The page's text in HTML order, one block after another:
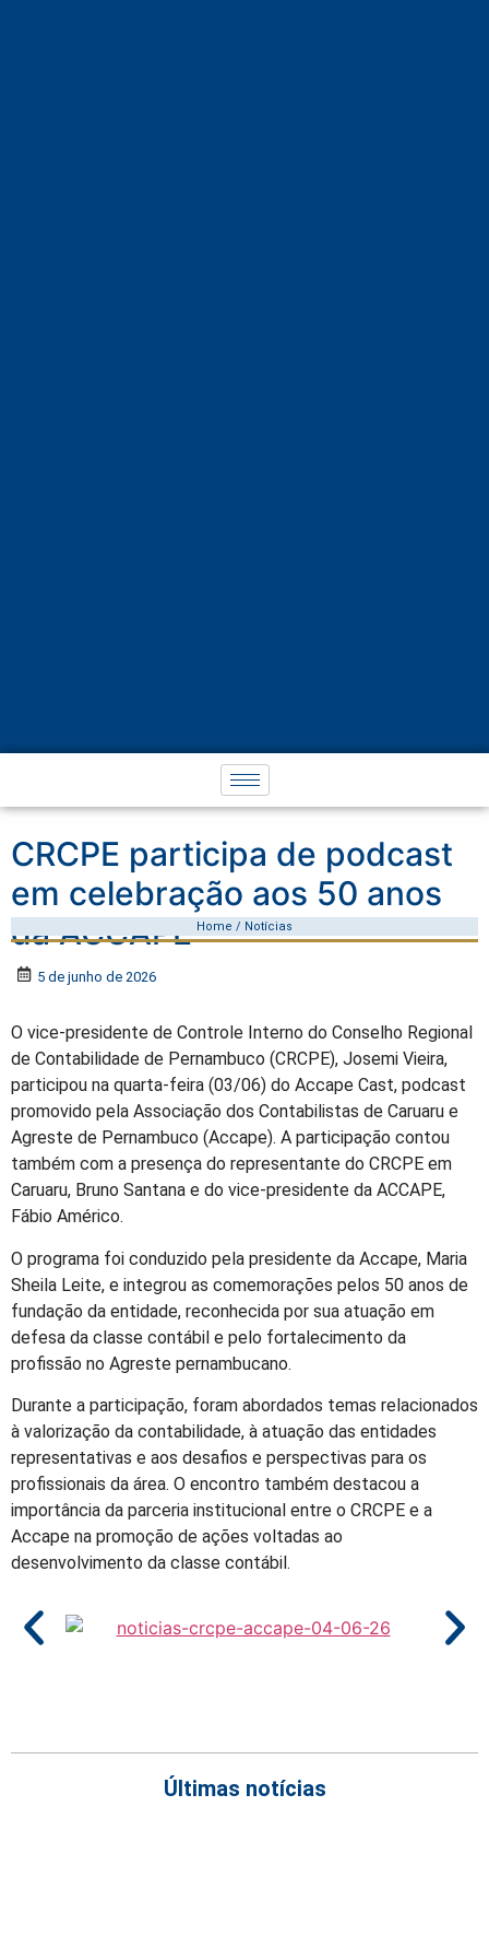
CRCPE participa de podcast
em celebração aos 50 anos
da ACCAPE Home / Notícias
5 de junho de 2026
O vice-presidente de Controle Interno do Conselho Regional
de Contabilidade de Pernambuco (CRCPE), Josemi Vieira,
participou na quarta-feira (03/06) do Accape Cast, podcast
promovido pela Associação dos Contabilistas de Caruaru e
Agreste de Pernambuco (Accape). A participação contou
também com a presença do representante do CRCPE em
Caruaru, Bruno Santana e do vice-presidente da ACCAPE,
Fábio Américo.
O programa foi conduzido pela presidente da Accape, Maria
Sheila Leite, e integrou as comemorações pelos 50 anos de
fundação da entidade, reconhecida por sua atuação em
defesa da classe contábil e pelo fortalecimento da
profissão no Agreste pernambucano.
Durante a participação, foram abordados temas relacionados
à valorização da contabilidade, à atuação das entidades
representativas e aos desafios e perspectivas para os
profissionais da área. O encontro também destacou a
importância da parceria institucional entre o CRCPE e a
Accape na promoção de ações voltadas ao
desenvolvimento da classe contábil.
Últimas notícias